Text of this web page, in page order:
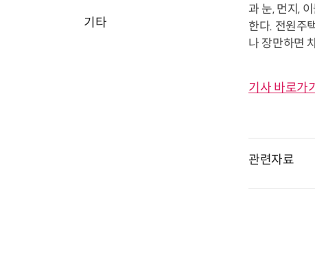
기타
과 눈, 먼지,
한다. 전원주
나 장만하면
기사 바로가
관련자료